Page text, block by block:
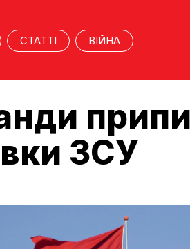
СТАТТІ ВІЙНА
ЗСУ